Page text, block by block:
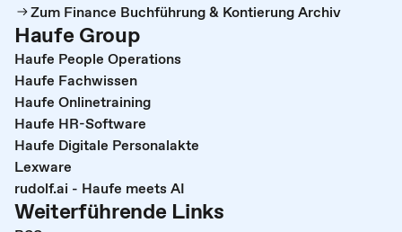
Zum Finance Buchführung & Kontierung Archiv
Haufe Group
Haufe People Operations
Haufe Fachwissen
Haufe Onlinetraining
Haufe HR-Software
Haufe Digitale Personalakte
Lexware
rudolf.ai - Haufe meets AI
Weiterführende Links